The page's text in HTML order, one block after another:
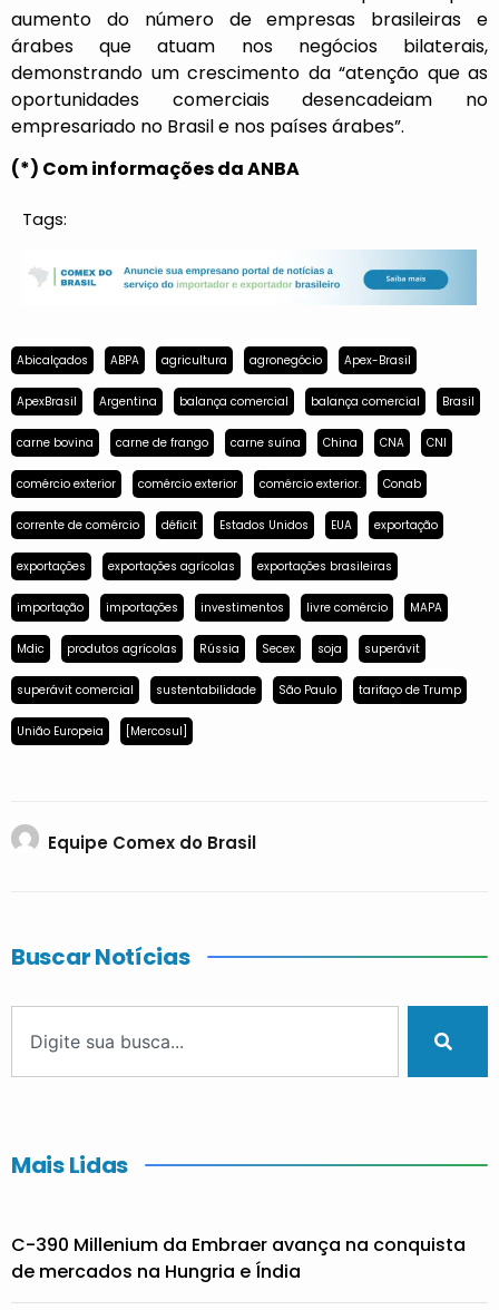
aumento do número de empresas brasileiras e
árabes que atuam nos negócios bilaterais,
demonstrando um crescimento da “atenção que as
oportunidades comerciais desencadeiam no
empresariado no Brasil e nos países árabes”.
(*) Com informações da ANBA
Tags:
Abicalçados ABPA agricultura agronegócio Apex-Brasil
ApexBrasil Argentina balança comercial balança comercial Brasil
carne bovina carne de frango carne suína China CNA CNI
comércio exterior comércio exterior comércio exterior. Conab
corrente de comércio déficit Estados Unidos EUA exportação
exportações exportações agrícolas exportações brasileiras
importação importações investimentos livre comércio MAPA
Mdic produtos agrícolas Rússia Secex soja superávit
superávit comercial sustentabilidade São Paulo tarifaço de Trump
União Europeia [Mercosul]
Equipe Comex do Brasil
Buscar Notícias
Mais Lidas
C-390 Millenium da Embraer avança na conquista
de mercados na Hungria e Índia